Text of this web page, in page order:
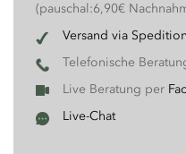
(pauschal:6,90€
Versand via Spedition
Telefonische
Live Beratung per
Live-Chat